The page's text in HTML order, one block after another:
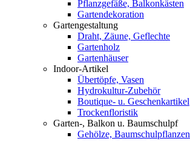
Pflanzgefäße, Balkonkästen
Gartendekoration
Gartengestaltung
Draht, Zäune, Geflechte
Gartenholz
Gartenhäuser
Indoor-Artikel
Übertöpfe, Vasen
Hydrokultur-Zubehör
Boutique- u. Geschenkartikel
Trockenfloristik
Garten-, Balkon u. Baumschulpf
Gehölze, Baumschulpflanzen